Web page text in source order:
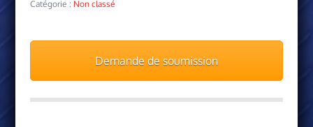
Catégorie : Non classé
Demande de soumission